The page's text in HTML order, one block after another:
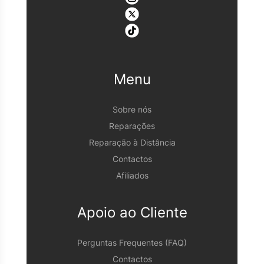
Menu
Sobre nós
Reparações
Reparação à Distância
Contactos
Afiliados
Apoio ao Cliente
Perguntas Frequentes (FAQ)
Contactos